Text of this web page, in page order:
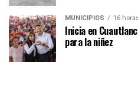
MUNICIPIOS 16
Inicia en
para la niñez